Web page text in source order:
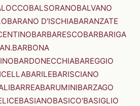
BALSORANOBALVANO
BARANO D'ISCHIABARANZATE
BARBARESCOBARBARIGA
BARBONA
BARDONECCHIABAREGGIO
BARILEBARISCIANO
BARREABARUMINIBARZAGO
BASIANOBASICO'BASIGLIO